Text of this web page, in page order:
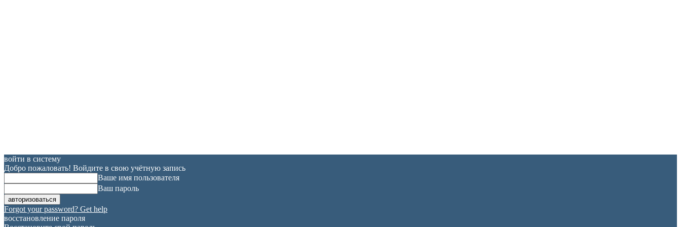
войти в систему
Добро пожаловать! Войдите в свою учётную запись
Ваше имя пользователя
Ваш пароль
Forgot your password? Get help
восстановление пароля